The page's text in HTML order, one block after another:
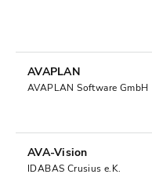
AVAPLAN
AVAPLAN Software GmbH
AVA-Vision
IDABAS Crusius e.K.